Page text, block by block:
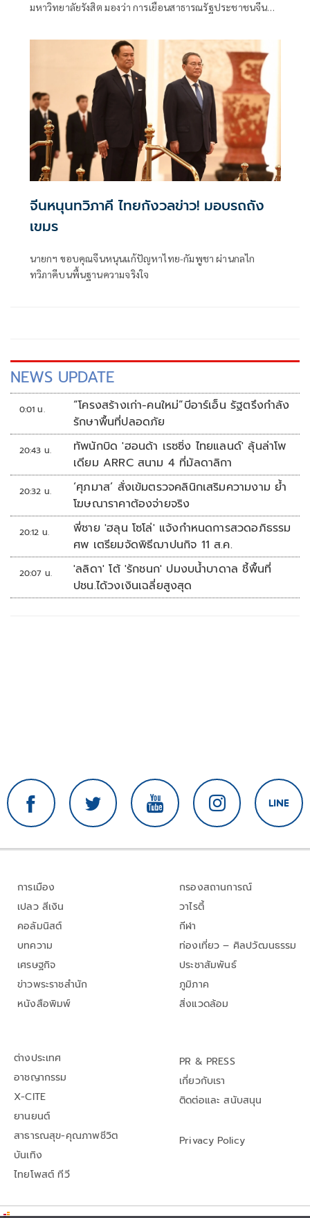
มหาวิทยาลัยรังสิต มองว่า การเยือนสาธารณรัฐประชาชนจีน
จีนหนุนทวิภาคี ไทยกังวลข่าว! มอบรถถัง
เขมร
นายกฯ ขอบคุณจีนหนุนแก้ปัญหาไทย-กัมพูชา ผ่านกลไก
ทวิภาคีบนพื้นฐานความจริงใจ
NEWS UPDATE
0:01 น.
“โครงสร้างเก่า-คนใหม่”บีอาร์เอ็น รัฐตรึงกำลัง
รักษาพื้นที่ปลอดภัย
20:43 น.
ทัพนักบิด 'ฮอนด้า เรซซิ่ง ไทยแลนด์' ลุ้นล่าโพ
เดียม ARRC สนาม 4 ที่มัลดาลิกา
20:32 น.
‘ศุภมาส’ สั่งเข้มตรวจคลินิกเสริมความงาม ย้ำ
โฆษณาราคาต้องจ่ายจริง
20:12 น.
พี่ชาย 'ฮลุน โซโล่' แจ้งกำหนดการสวดอภิธรรม
ศพ เตรียมจัดพิธีฌาปนกิจ 11 ส.ค.
20:07 น.
'ลลิดา' โต้ 'รักชนก' ปมงบน้ำบาดาล ชี้พื้นที่
ปชน.ได้วงเงินเฉลี่ยสูงสุด
การเมือง
เปลว สีเงิน
คอลัมนิสต์
บทความ
เศรษฐกิจ
ข่าวพระราชสำนัก
หนังสือพิมพ์
กรองสถานการณ์
วาไรตี้
กีฬา
ท่องเที่ยว – ศิลปวัฒนธรรม
ประชาสัมพันธ์
ภูมิภาค
สิ่งแวดล้อม
ต่างประเทศ
อาชญากรรม
X-CITE
ยานยนต์
สาธารณสุข-คุณภาพชีวิต
บันเทิง
ไทยโพสต์ ทีวี
PR & PRESS
เกี่ยวกับเรา
ติดต่อและ สนับสนุน
Privacy Policy